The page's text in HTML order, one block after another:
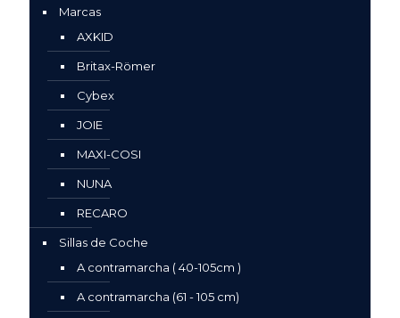
Marcas
AXKID
Britax-Römer
Cybex
JOIE
MAXI-COSI
NUNA
RECARO
Sillas de Coche
A contramarcha ( 40-105cm )
A contramarcha (61 - 105 cm)